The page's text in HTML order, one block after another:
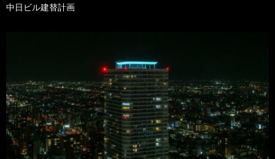
中日ビル建替計画